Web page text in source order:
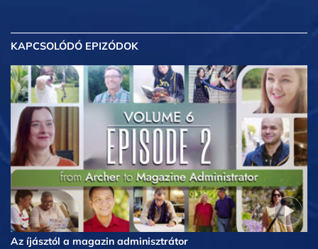
KAPCSOLÓDÓ EPIZÓDOK
Az íjásztól a magazin adminisztrátor